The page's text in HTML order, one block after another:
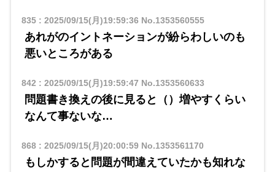
835: 2025/09/15(月)19:59:36 No.1353560555
あれがのイントネーションが紛らわしいのも
悪いところがある
842 : 2025/09/15(月)19:59:47 No.1353560633
問題書き換えの後に見ると（）増やすくらい
なんて事ないな…
868: 2025/09/15(月)20:00:59No.1353561170
もしかすると問題が間違えていたかも知れな